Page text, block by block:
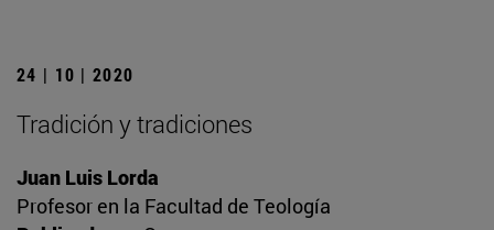
24 | 10 | 2020
Tradición y tradiciones
Juan Luis Lorda
Profesor en la Facultad de Teología